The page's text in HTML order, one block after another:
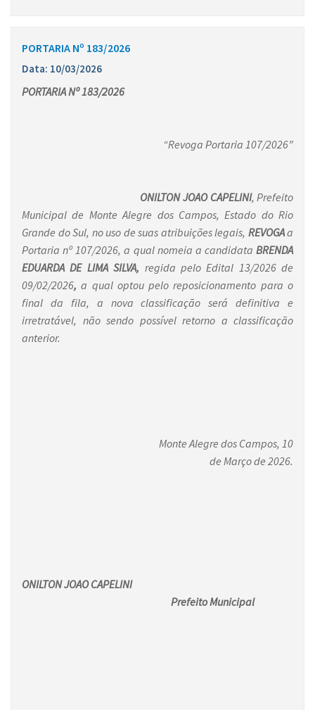
PORTARIA Nº 183/2026
Data: 10/03/2026
PORTARIA Nº 183/2026
“Revoga Portaria 107/2026”
ONILTON JOAO CAPELINI, Prefeito
Municipal de Monte Alegre dos Campos, Estado do Rio
Grande do Sul, no uso de suas atribuições legais, REVOGAa
Portaria nº 107/2026, a qual nomeia a candidata BRENDA
EDUARDA DE LIMA SILVA, regida pelo Edital 13/2026 de
09/02/2026,a qual optou pelo reposicionamento para o
final da fila, a nova classificação será definitiva e
irretratável, não sendo possível retorno a classificação
anterior.
Monte Alegre dos Campos, 10
de Março de 2026.
ONILTON JOAO CAPELINI
Prefeito Municipal